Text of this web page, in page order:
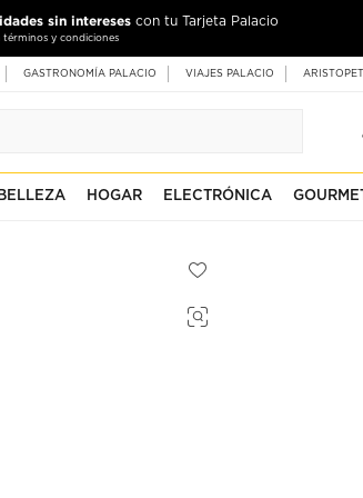
sin intereses con tu Tarjeta Palacio
términos y condiciones
GASTRONOMÍA PALACIO VIAJES PALACIO ARISTOPET
BELLEZA HOGAR ELECTRÓNICA GOURMET